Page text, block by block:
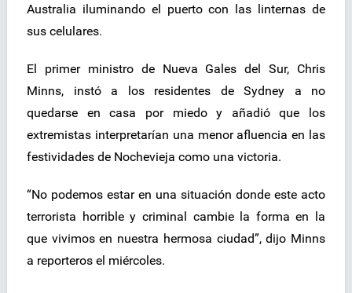
Australia iluminando el puerto con las linternas de
sus celulares.
El primer ministro de Nueva Gales del Sur, Chris
Minns, instó a los residentes de Sydney a no
quedarse en casa por miedo y añadió que los
extremistas interpretarían una menor afluencia en las
festividades de Nochevieja como una victoria.
“No podemos estar en una situación donde este acto
terrorista horrible y criminal cambie la forma en la
que vivimos en nuestra hermosa ciudad”, dijo Minns
a reporteros el miércoles.